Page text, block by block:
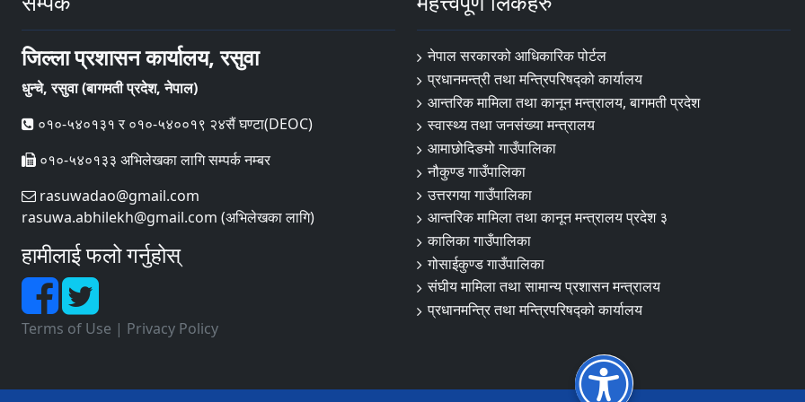
जिल्ला प्रशासन कार्यालय, रसुवा
धुन्चे, रसुवा (बागमती प्रदेश, नेपाल)
०१०-५४०१३१ र ०१०-५४००१९ २४सैं घण्टा(DEOC)
०१०-५४०१३३ अभिलेखका लागि सम्पर्क नम्बर
rasuwadao@gmail.com
rasuwa.abhilekh@gmail.com (अभिलेखका लागि)
हामीलाई फलो गर्नुहोस्
Terms of Use | Privacy Policy
नेपाल सरकारको आधिकारिक पोर्टल
प्रधानमन्त्री तथा मन्त्रिपरिषद्‍को कार्यालय
आन्तरिक मामिला तथा कानून मन्त्रालय, बागमती प्रदेश
स्वास्थ्य तथा जनसंख्या मन्त्रालय
आमाछोदिङमो गाउँपालिका
नौकुण्ड गाउँपालिका
उत्तरगया गाउँपालिका
आन्तरिक मामिला तथा कानून मन्त्रालय प्रदेश ३
कालिका गाउँपालिका
गोसाईकुण्ड गाउँपालिका
संघीय मामिला तथा सामान्य प्रशासन मन्त्रालय
प्रधानमन्त्रि तथा मन्त्रिपरिषद्को कार्यालय